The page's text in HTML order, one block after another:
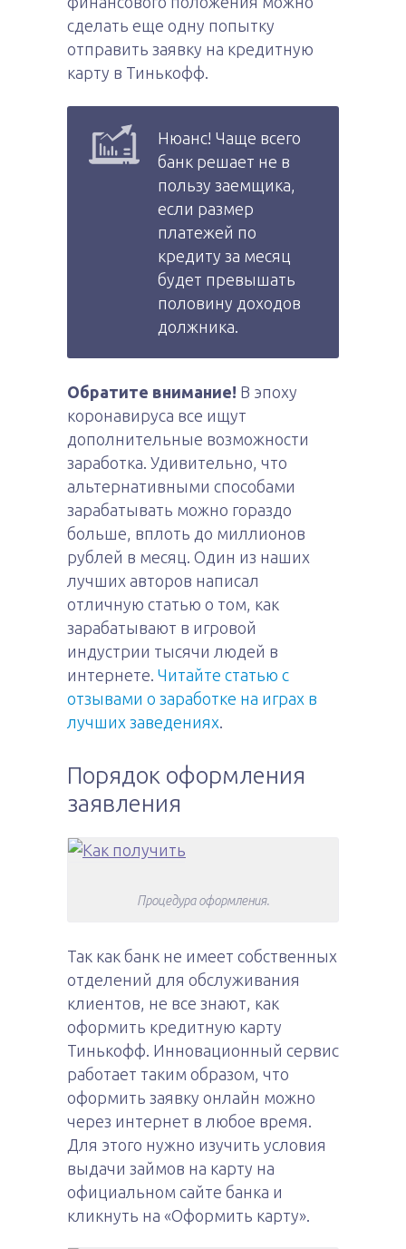
сделать еще одну попытку
отправить заявку на кредитную
карту в Тинькофф.
Нюанс! Чаще всего
банк решает не в
пользу заемщика,
если размер
платежей по
кредиту за месяц
будет превышать
половину доходов
должника.
Обратите внимание! В эпоху
коронавируса все ищут
дополнительные возможности
заработка. Удивительно, что
альтернативными способами
зарабатывать можно гораздо
больше, вплоть до миллионов
рублей в месяц. Один из наших
лучших авторов написал
отличную статью о том, как
зарабатывают в игровой
индустрии тысячи людей в
интернете. Читайте статью с
отзывами о заработке на играх в
лучших заведениях.
Порядок оформления
заявления
Процедура оформления.
Так как банк не имеет собственных
отделений для обслуживания
клиентов, не все знают, как
оформить кредитную карту
Тинькофф. Инновационный сервис
работает таким образом, что
оформить заявку онлайн можно
через интернет в любое время.
Для этого нужно изучить условия
выдачи займов на карту на
официальном сайте банка и
кликнуть на «Оформить карту».